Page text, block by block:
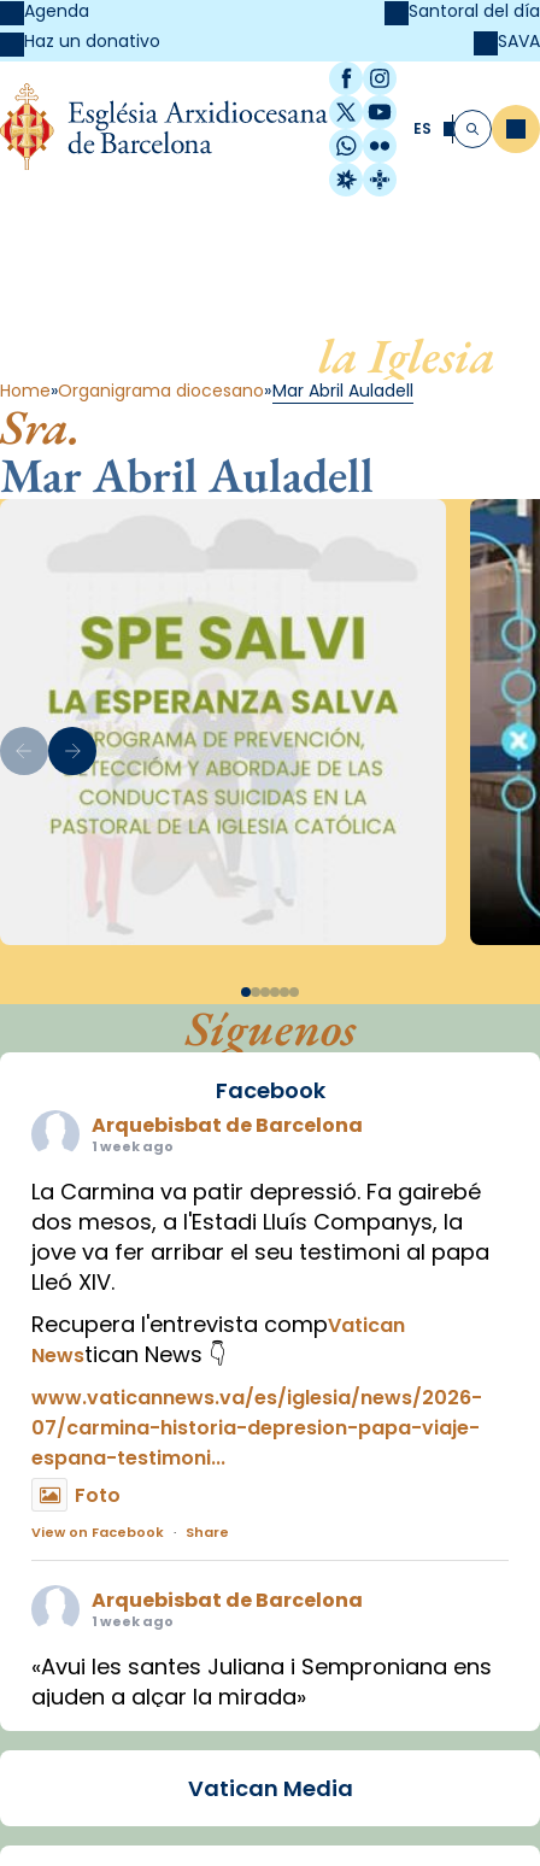
Agenda
Haz un donativo
Santoral del día
SAVA
Facebook
Instagram
X / Twitter
YouTube
WhatsApp
Flickr
Radio Estel
Catalunya
ES Buscar
la Iglesia
Home Organigrama diocesano Mar Abril Auladell
Sra.
Mar Abril Auladell
Síguenos
Facebook
Arquebisbat de Barcelona
1 week ago
La Carmina va patir depressió. Fa gairebé
dos mesos, a l'Estadi Lluís Companys, la
jove va fer arribar el seu testimoni al papa
Lleó XIV.
Recupera l'entrevista compVatican
Newstican News 👇
www.vaticannews.va/es/iglesia/news/2026-
07/carmina-historia-depresion-papa-viaje-
espana-testimoni...
Foto
View on Facebook · Share
Arquebisbat de Barcelona
1 week ago
«Avui les santes Juliana i Semproniana ens
ajuden a alçar la mirada»
Mons. Sergi Gordo, bisbe de Tortosa, ha
Santes de Mataró.
🔗tinyurl.com/cvu5jmbk
Vatican Media